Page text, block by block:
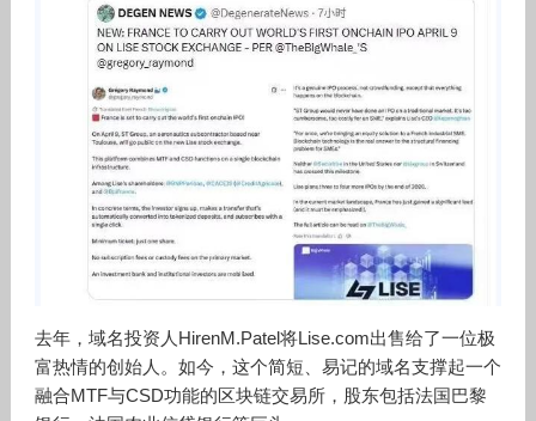
去年，域名投资人HirenM.Patel将Lise.com出售给了一位极
富热情的创始人。如今，这个简短、易记的域名支撑起一个
融合MTF与CSD功能的区块链交易所，股东包括法国巴黎